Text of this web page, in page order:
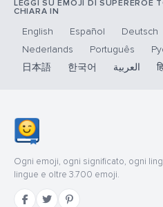
LEGGI SU EMOJI DI SUPEREROE
CHIARA IN
English Español Deutsch
Nederlands
Português
日本語
한국어 العربية
Ogni emoji, ogni significato, ogni
lingue e oltre 3.700 emoji.